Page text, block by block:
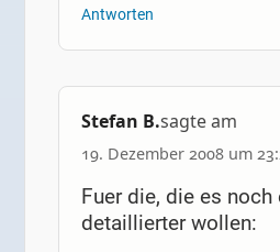
Antworten
Stefan B.sagte am
19. Dezember 2008 um
Fuer die, die es noch
detaillierter wollen: